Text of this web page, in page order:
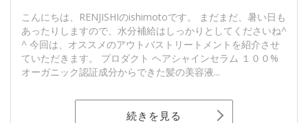
こんにちは、RENJISHIのishimotoです。 まだまだ、暑い日も
あったりしますので、水分補給はしっかりとしてくださいね^
^ 今回は、オススメのアウトバストリートメントを紹介させ
ていただきます。 プロダクト ヘアシャインセラム １００%
オーガニック認証成分からできた髪の美容液...
続きを見る